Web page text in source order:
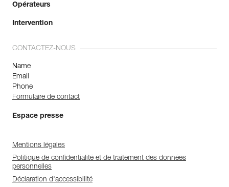
Opérateurs
Intervention
CONTACTEZ-NOUS
Name
Email
Phone
Formulaire de contact
Espace presse
Mentions légales
Politique de confidentialité et de traitement des données
personnelles
Déclaration d'accessibilité